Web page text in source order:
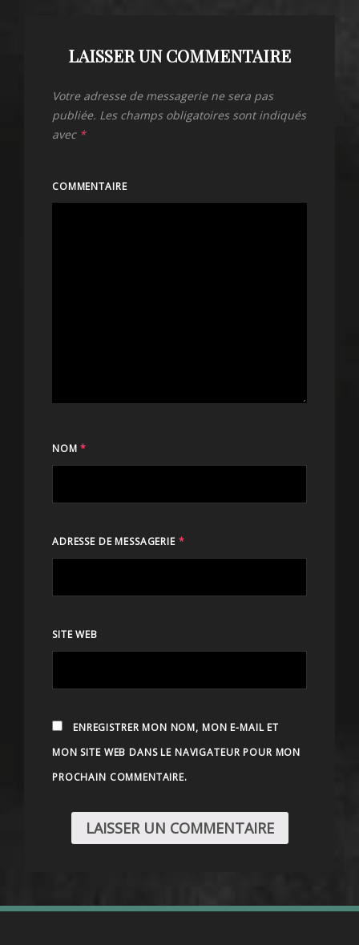
LAISSER UN COMMENTAIRE
Votre adresse de messagerie ne sera pas
publiée. Les champs obligatoires sont indiqués
avec *
COMMENTAIRE
NOM*
ADRESSE DE MESSAGERIE *
SITE WEB
ENREGISTRER MON NOM, MON E-MAIL ET
MON SITE WEB DANS LE NAVIGATEUR POUR MON
PROCHAIN COMMENTAIRE.